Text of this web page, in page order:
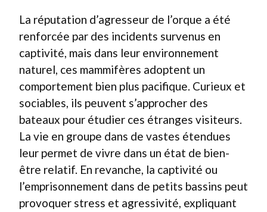
La réputation d’agresseur de l’orque a été
renforcée par des incidents survenus en
captivité, mais dans leur environnement
naturel, ces mammifères adoptent un
comportement bien plus pacifique. Curieux et
sociables, ils peuvent s’approcher des
bateaux pour étudier ces étranges visiteurs.
La vie en groupe dans de vastes étendues
leur permet de vivre dans un état de bien-
être relatif. En revanche, la captivité ou
l’emprisonnement dans de petits bassins peut
provoquer stress et agressivité, expliquant